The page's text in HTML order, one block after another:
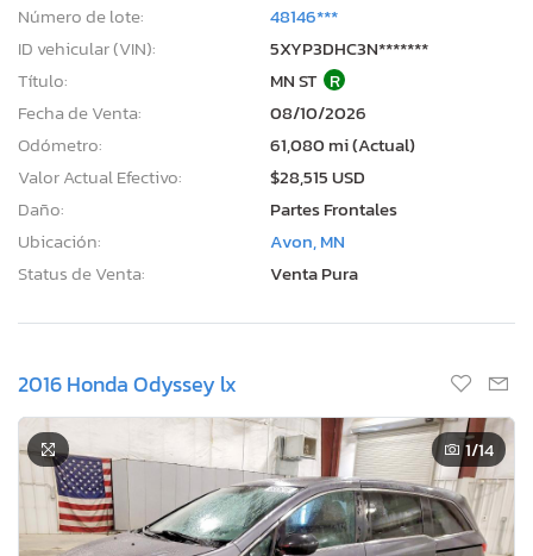
Número de lote:
48146***
ID vehicular (VIN):
5XYP3DHC3N*******
Título:
MN ST R
Fecha de Venta:
08/10/2026
Odómetro:
61,080 mi (Actual)
Valor Actual Efectivo:
$28,515 USD
Daño:
Partes Frontales
Ubicación:
Avon, MN
Status de Venta:
Venta Pura
2016 Honda Odyssey lx
1/14